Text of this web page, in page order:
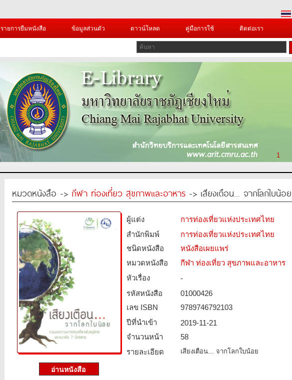
รายการยืมหนังสือ ข้อมูลส่วนตัว ดาวน์โหลด คู่มือการใช้ ติดต่อเรา
1
หมวดหนังสือ -> กีฬา ท่องเที่ยว สุขภาพและอาหาร -> เสียงเตือน... จากโลกใบน้อย
ผู้แต่ง
การท่องเที่ยวแห่งประเทศไทย
สำนักพิมพ์
การท่องเที่ยวแห่งประเทศไทย
ชนิดหนังสือ­
หนังสือเผยแพร่
หมวดหนังสือ­
กีฬา ท่องเที่ยว สุขภาพและอาหาร
หัวเรื่อง
-
รหัสหนังสือ­
01000426
เลข ISBN
9789746792103
ปีที่นำเข้า
2019-11-21
จำนวนหน้า
58
รายละเอียด
เสียงเตือน... จากโลกใบน้อย